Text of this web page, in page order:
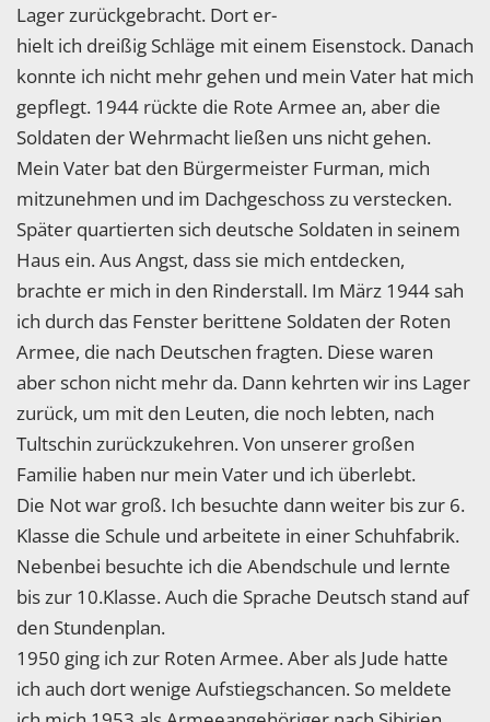
Lager zurückgebracht. Dort er-
hielt ich dreißig Schläge mit einem Eisenstock. Danach
konnte ich nicht mehr gehen und mein Vater hat mich
gepflegt. 1944 rückte die Rote Armee an, aber die
Soldaten der Wehrmacht ließen uns nicht gehen.
Mein Vater bat den Bürgermeister Furman, mich
mitzunehmen und im Dachgeschoss zu verstecken.
Später quartierten sich deutsche Soldaten in seinem
Haus ein. Aus Angst, dass sie mich entdecken,
brachte er mich in den Rinderstall. Im März 1944 sah
ich durch das Fenster berittene Soldaten der Roten
Armee, die nach Deutschen fragten. Diese waren
aber schon nicht mehr da. Dann kehrten wir ins Lager
zurück, um mit den Leuten, die noch lebten, nach
Tultschin zurückzukehren. Von unserer großen
Familie haben nur mein Vater und ich überlebt.
Die Not war groß. Ich besuchte dann weiter bis zur 6.
Klasse die Schule und arbeitete in einer Schuhfabrik.
Nebenbei besuchte ich die Abendschule und lernte
bis zur 10.Klasse. Auch die Sprache Deutsch stand auf
den Stundenplan.
1950 ging ich zur Roten Armee. Aber als Jude hatte
ich auch dort wenige Aufstiegschancen. So meldete